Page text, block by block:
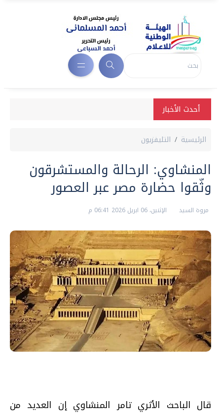
أحدث الأخبار
الرئيسية التليفزيون
المنشاوي: الرحالة والمستشرقون
وثّقوا حضارة مصر عبر العصور
مروة السيد الإثنين، 06 ابريل 2026 06:41 م
قال الباحث الأثري تامر المنشاوي إن العديد من